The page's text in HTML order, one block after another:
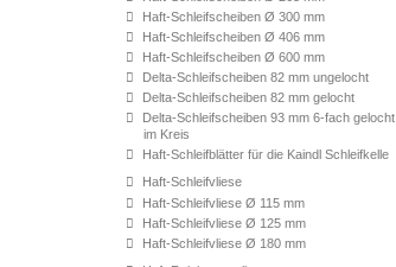
Haft-Schleifscheiben Ø 300 mm
Haft-Schleifscheiben Ø 406 mm
Haft-Schleifscheiben Ø 600 mm
Delta-Schleifscheiben 82 mm ungelocht
Delta-Schleifscheiben 82 mm gelocht
Delta-Schleifscheiben 93 mm 6-fach gelocht
im Kreis
Haft-Schleifblätter für die Kaindl Schleifkelle
Haft-Schleifvliese
Haft-Schleifvliese Ø 115 mm
Haft-Schleifvliese Ø 125 mm
Haft-Schleifvliese Ø 180 mm